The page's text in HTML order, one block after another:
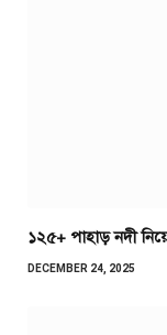
১২৫+ পাহাড় নদী
DECEMBER 24, 2025